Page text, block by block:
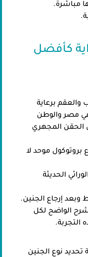
مباشرة.
كأفضل
برعاية
في مصر والوطن
الحقن المجهري
بروتوكول موحد لا
الحديثة
وبعد إرجاع الجنين.
الواضح لكل
التجربة.
نوع الجنين